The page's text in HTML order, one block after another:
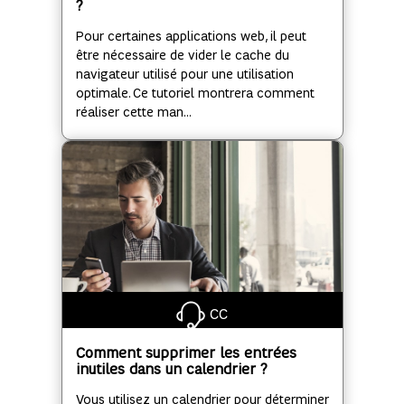
?
Pour certaines applications web, il peut
être nécessaire de vider le cache du
navigateur utilisé pour une utilisation
optimale. Ce tutoriel montrera comment
réaliser cette man...
CC
Comment supprimer les entrées
inutiles dans un calendrier ?
Vous utilisez un calendrier pour déterminer